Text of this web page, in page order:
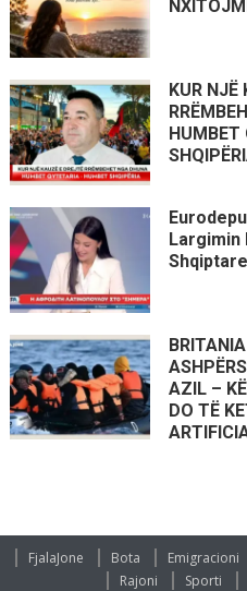
KUR NJË
HUMBET
Largimin
AZIL –
DO TË
FjalaJone Bota Emigracioni
Rajoni
Sporti